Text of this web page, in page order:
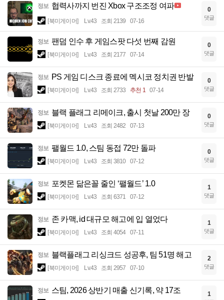
정보 협력사까지 번진 Xbox 구조조정 여파
[북미게이머] Lv.43 조회 2139 07-16
0
댓글
정보 팬덤 인수 후 게임스팟 다섯 번째 감원
[북미게이머] Lv.43 조회 2177 07-14
0
댓글
정보 PS 게임 디스크 종료에 멕시코 정치권 반발
[북미게이머] Lv.43 조회 2733 추천 1 07-14
0
댓글
정보 블랙 플래그 리메이크, 출시 첫날 200만 장
[북미게이머] Lv.43 조회 2482 07-13
0
댓글
정보 팰월드 1.0, 스팀 동접 72만 돌파
[북미게이머] Lv.43 조회 3810 07-12
0
댓글
정보 포켓몬 닮은꼴 줄인 ‘팰월드’ 1.0
[북미게이머] Lv.43 조회 6371 07-12
1
댓글
정보 존 카맥, id 대규모 해고에 입 열었다
[북미게이머] Lv.43 조회 4054 07-11
1
댓글
정보 블랙플래그 리싱크드 성공후, 팀 51명 해고
[북미게이머] Lv.43 조회 2957 07-10
2
댓글
정보 스팀, 2026 상반기 매출 신기록, 약 17조 1